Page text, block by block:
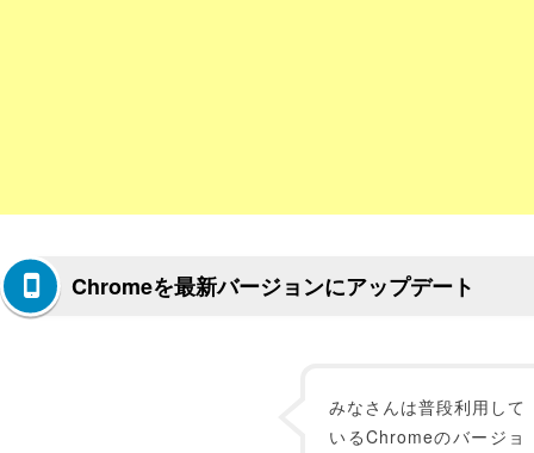
Chromeを最新バージョンにアップデート
みなさんは普段利用して
いるChromeのバージョ